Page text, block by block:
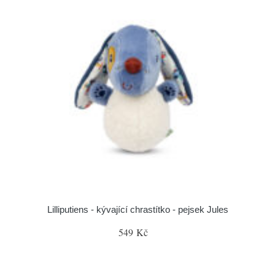
Lilliputiens - kývající chrastítko - pejsek Jules
549 Kč